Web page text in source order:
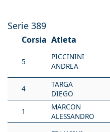
Serie 389
Corsia Atleta
5
PICCININI
ANDREA
4
TARGA
DIEGO
1
MARCON
ALESSANDRO